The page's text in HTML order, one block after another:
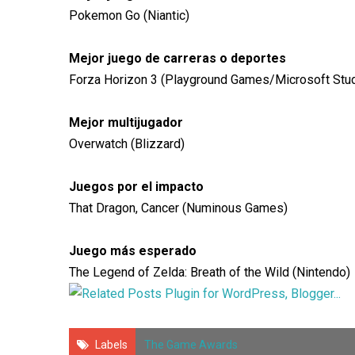
Pokemon Go (Niantic)
Mejor juego de carreras o deportes
Forza Horizon 3 (Playground Games/Microsoft
Mejor multijugador
Overwatch (Blizzard)
Juegos por el impacto
That Dragon, Cancer (Numinous Games)
Juego más esperado
The Legend of Zelda: Breath of the Wild (Nintendo)
Labels The Game Awards